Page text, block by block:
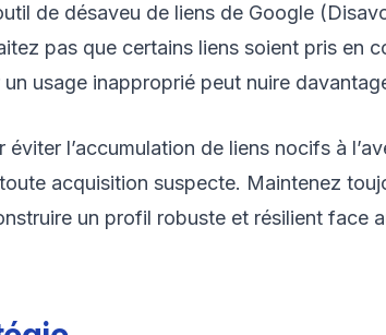
de désaveu de liens de Google
pas que certains liens soient pris en
usage inapproprié peut nuire
l’accumulation de liens nocifs à
acquisition suspecte. Maintenez
un profil robuste et résilient face